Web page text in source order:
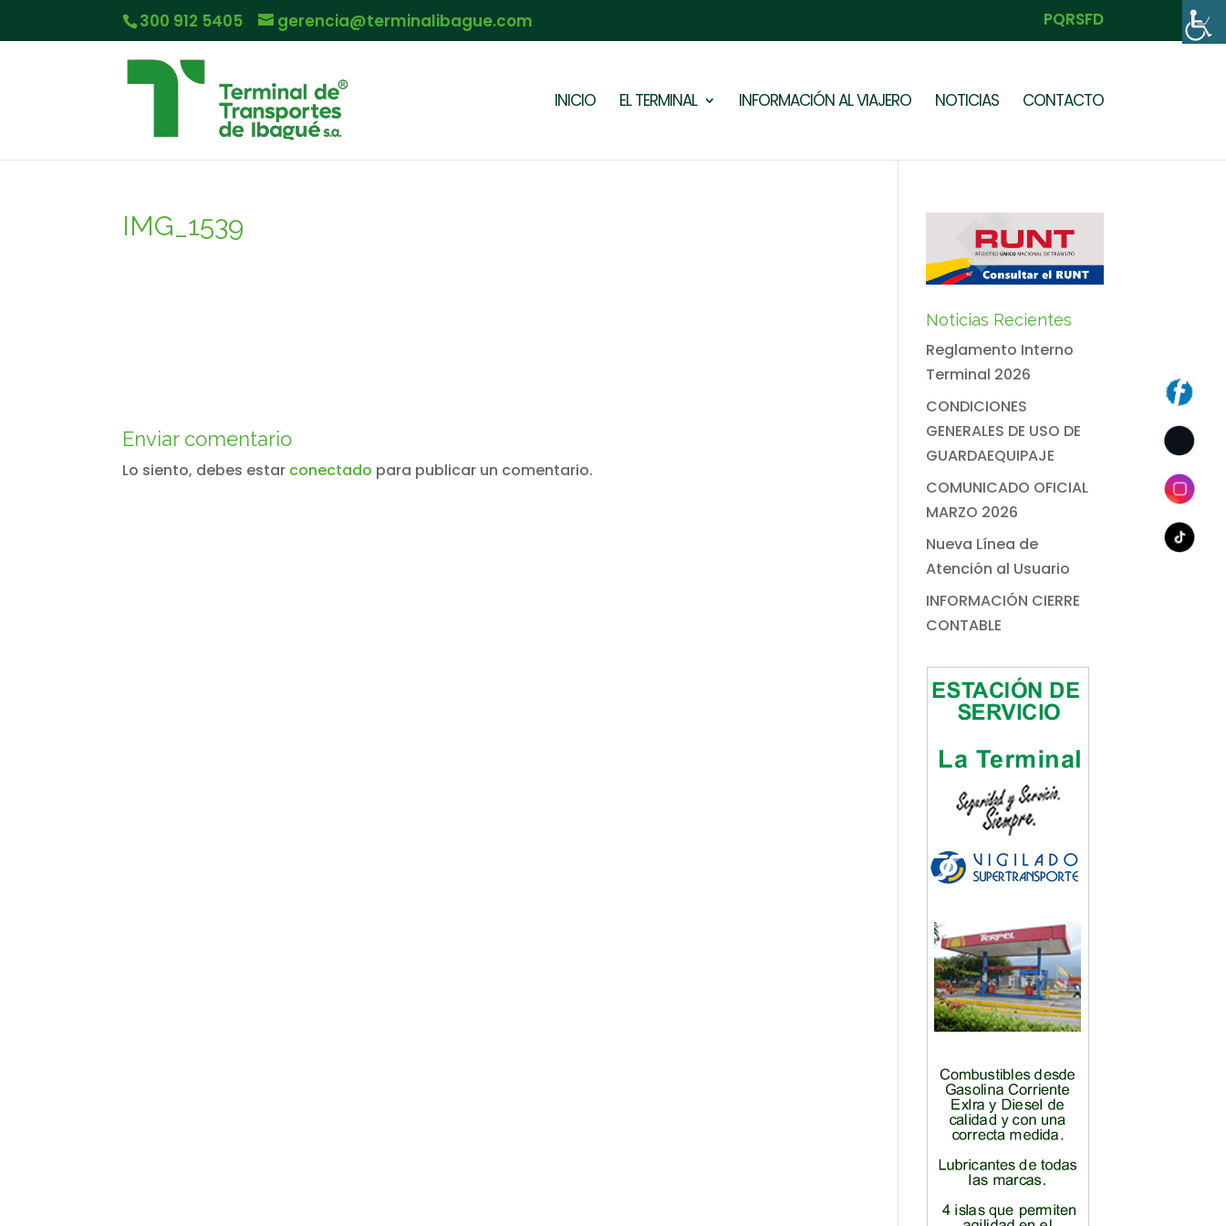
300 912 5405 gerencia@terminalibague.com PQRSFD
INICIO EL TERMINAL INFORMACIÓN AL VIAJERO NOTICIAS CONTACTO
IMG_1539
Enviar comentario
Lo siento, debes estar conectado para publicar un comentario.
Noticias Recientes
Reglamento Interno
Terminal 2026
CONDICIONES
GENERALES DE USO DE
GUARDAEQUIPAJE
COMUNICADO OFICIAL
MARZO 2026
Nueva Línea de
Atención al Usuario
INFORMACIÓN CIERRE
CONTABLE